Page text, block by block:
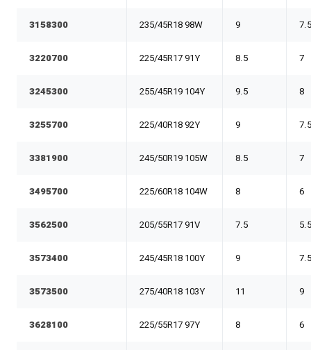
3158300 235/45R18 98W 9
3220700 225/45R17 91Y 8.5 7
3245300 255/45R19 104Y 9.5 8
3255700 225/40R18 92Y 9
3381900 245/50R19 105W 8.5 7
3495700 225/60R18 104W 8 6
3562500 205/55R17 91V 7.5
3573400 245/45R18 100Y 9
3573500 275/40R18 103Y 11 9
3628100 225/55R17 97Y 8 6